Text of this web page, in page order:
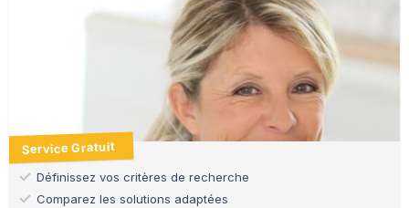
Service Gratuit
Définissez vos critères de recherche
Comparez les solutions adaptées